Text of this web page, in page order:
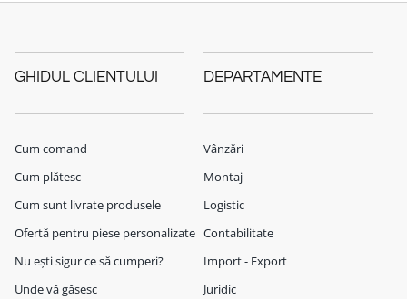
GHIDUL CLIENTULUI
Cum comand
Cum plătesc
Cum sunt livrate produsele
Ofertă pentru piese personalizate
Nu ești sigur ce să cumperi?
Unde vă găsesc
DEPARTAMENTE
Vânzări
Montaj
Logistic
Contabilitate
Import - Export
Juridic